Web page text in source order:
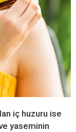
iç huzuru ise
yaseminin